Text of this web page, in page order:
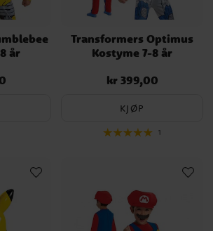
år
Transformers Optimus
Kostyme 7-8 år
Pris:kr 399,00
kr 399,00
KJØP
1